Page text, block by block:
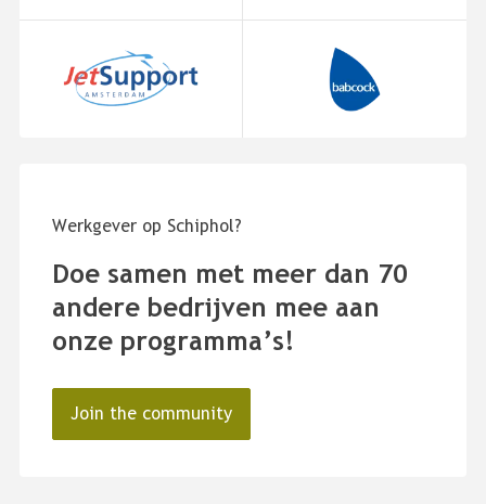
Werkgever op Schiphol?
Doe samen met meer dan 70
andere bedrijven mee aan
onze programma’s!
Join the community